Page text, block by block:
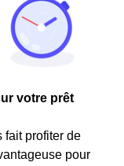
votre prêt
fait profiter de
pour